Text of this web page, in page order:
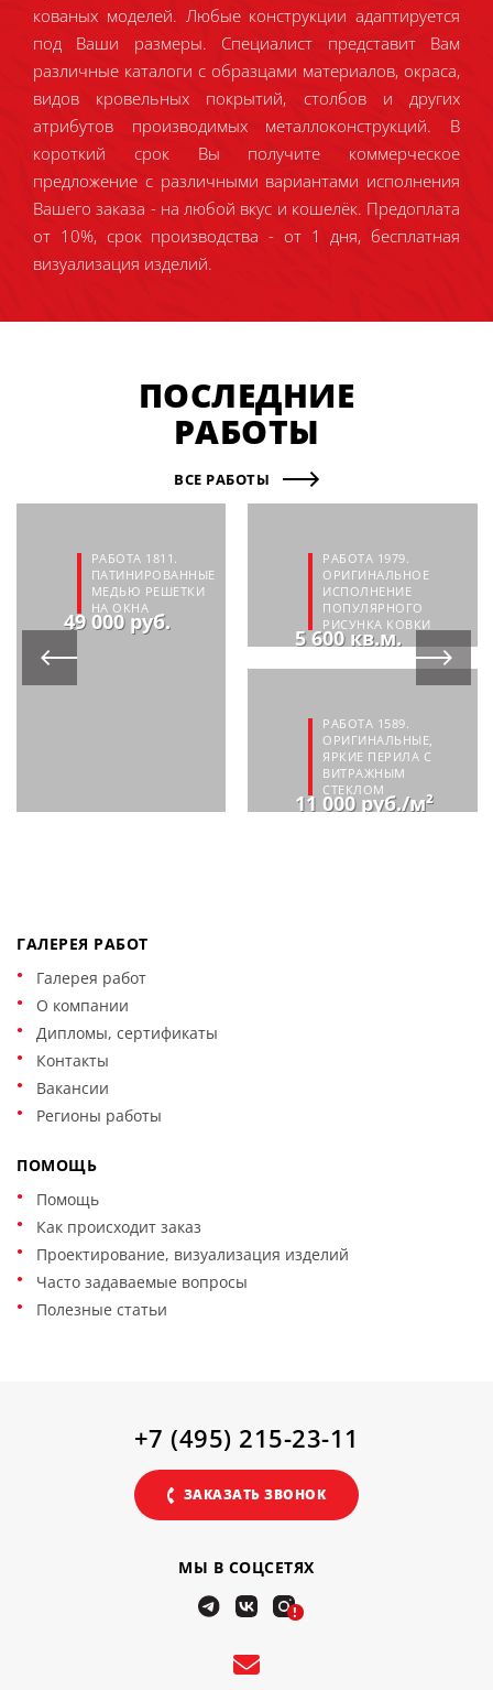
кованых моделей. Любые конструкции адаптируется
под Ваши размеры. Специалист представит Вам
различные каталоги с образцами материалов, окраса,
видов кровельных покрытий, столбов и других
атрибутов производимых металлоконструкций. В
короткий срок Вы получите коммерческое
предложение с различными вариантами исполнения
Вашего заказа - на любой вкус и кошелёк. Предоплата
от 10%, срок производства - от 1 дня, бесплатная
визуализация изделий.
ПОСЛЕДНИЕ
РАБОТЫ
ВСЕ РАБОТЫ
РАБОТА 1811.
ПАТИНИРОВАННЫЕ
МЕДЬЮ РЕШЕТКИ
НА ОКНА
49 000 руб.
РАБОТА 1979.
ОРИГИНАЛЬНОЕ
ИСПОЛНЕНИЕ
ПОПУЛЯРНОГО
РИСУНКА КОВКИ
5 600 кв.м.
РАБОТА 1589.
ОРИГИНАЛЬНЫЕ,
ЯРКИЕ ПЕРИЛА С
ВИТРАЖНЫМ
СТЕКЛОМ
11 000 руб./м²
ГАЛЕРЕЯ РАБОТ
Галерея работ
О компании
Дипломы, сертификаты
Контакты
Вакансии
Регионы работы
ПОМОЩЬ
Помощь
Как происходит заказ
Проектирование, визуализация изделий
Часто задаваемые вопросы
Полезные статьи
МЫ В СОЦСЕТЯХ
!
+7 (495) 215-23-11
ЗАКАЗАТЬ ЗВОНОК